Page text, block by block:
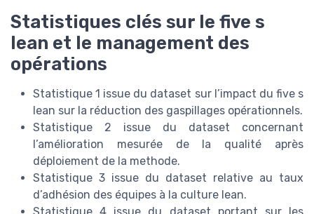
Statistiques clés sur le five s
lean et le management des
opérations
Statistique 1 issue du dataset sur l’impact du five s
lean sur la réduction des gaspillages opérationnels.
Statistique 2 issue du dataset concernant
l’amélioration mesurée de la qualité après
déploiement de la methode.
Statistique 3 issue du dataset relative au taux
d’adhésion des équipes à la culture lean.